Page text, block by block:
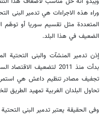
وراء هذه الاجراءات هي تدمير البنى
المتعددة مثل تقسيم سوريا أو توهّم
الضعيف في هذا البلد.
إذن تدمير المنشآت والبنى التحتية
بدأت منذ 2011 لتضعيف
تجفيف مصادر تنظيم داعش هي
تحاول البلدان الغربية تمهيد الطريق
وفى الحقيقة يعتبر تدمير البنى